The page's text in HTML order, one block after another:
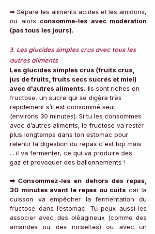
➡ Sépare les aliments acides et les amidons,
ou alors consomme-les avec modération
(pas tous les jours).
3. Les glucides simples crus avec tous les
autres aliments
Les glucides simples crus (fruits crus,
jus de fruits, fruits secs sucrés et miel)
avec d'autres aliments. Ils sont riches en
fructose, un sucre qui se digère très
rapidement s’il est consommé seul
(environs 30 minutes). Si tu les consommes
avec d’autres aliments, le fructose va rester
plus longtemps dans ton estomac pour
ralentir la digestion du repas c'est top mais
... il va fermenter, ce qui va produire des
gaz et provoquer des ballonnements !
➡ Consommez-les en dehors des repas,
30 minutes avant le repas ou cuits car la
cuisson va empêcher la fermentation du
fructose dans l’estomac. Tu peux aussi les
associer avec des oléagineux (comme des
amandes ou des noisettes) ou avec un